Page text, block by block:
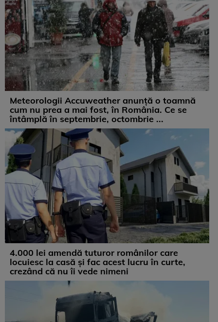
Meteorologii Accuweather anunță o toamnă
cum nu prea a mai fost, în România. Ce se
întâmplă în septembrie, octombrie ...
4.000 lei amendă tuturor românilor care
locuiesc la casă și fac acest lucru în curte,
crezând că nu îi vede nimeni